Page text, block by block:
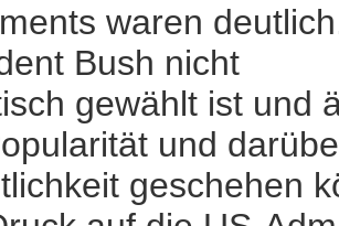
waren
Bush nicht
gewählt ist und
und
geschehen